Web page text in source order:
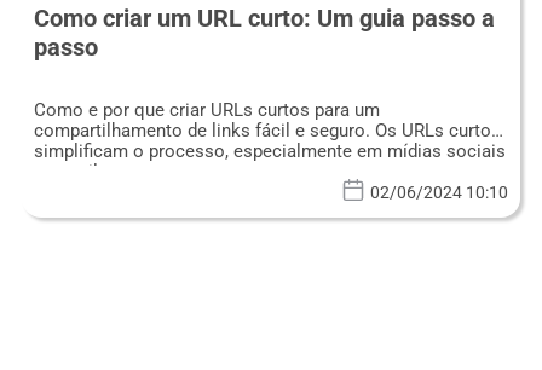
Como criar um URL curto: Um guia passo a
passo
Como e por que criar URLs curtos para um
compartilhamento de links fácil e seguro. Os URLs curtos
simplificam o processo, especialmente em mídias sociais
e e-mails.
02/06/2024 10:10